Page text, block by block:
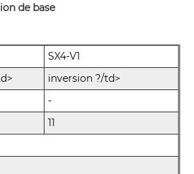
de base
SX4-V1
inversion ?/td>
-
11